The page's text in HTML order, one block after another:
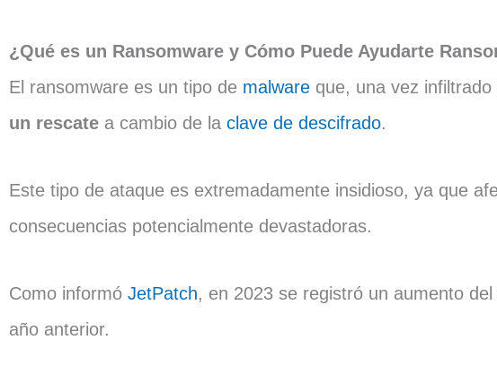
¿Qué es un Ransomware y Cómo Puede Ayudarte
El ransomware es un tipo de malware que, una vez
un rescate a cambio de la clave de descifrado.
Este tipo de ataque es extremadamente insidioso, ya que
consecuencias potencialmente devastadoras.
Como informó JetPatch, en 2023 se registró un aumento del
año anterior.